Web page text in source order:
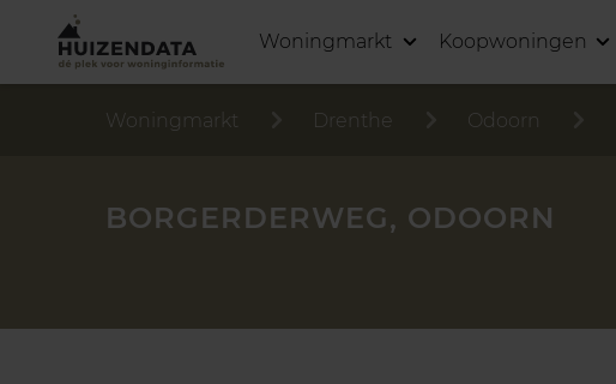
Woningmarkt Koopwoningen
Woningmarkt Drenthe Odoorn
BORGERDERWEG, ODOORN